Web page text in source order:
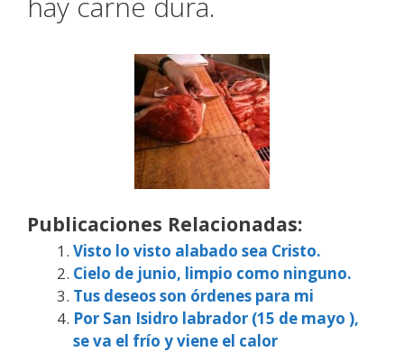
Publicaciones Relacionadas:
Visto lo visto alabado sea Cristo.
Cielo de junio, limpio como ninguno.
Tus deseos son órdenes para mi
Por San Isidro labrador (15 de mayo ),
se va el frío y viene el calor